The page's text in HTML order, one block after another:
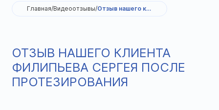
Главная/Видеоотзывы/ Отзыв нашего клиента Филипьева Сергея после протезирования
ОТЗЫВ НАШЕГО КЛИЕНТА
ФИЛИПЬЕВА СЕРГЕЯ ПОСЛЕ
ПРОТЕЗИРОВАНИЯ